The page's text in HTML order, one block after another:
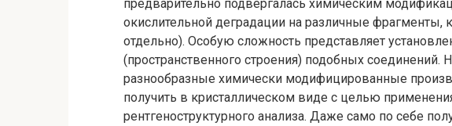
предварительно подвергалась химическим
окислительной деградации на различные фрагменты,
отдельно). Особую сложность представляет
(пространственного строения) подобных соединений.
разнообразные химически модифицированные
получить в кристаллическом виде с целью
рентгеноструктурного анализа. Даже само по себе